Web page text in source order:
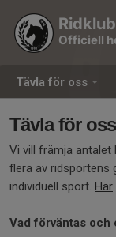
Tävla för oss
Officiell
Tävla för oss
Vi vill främja
flera av ridsportens
individuell sport. Här
Vad förväntas och